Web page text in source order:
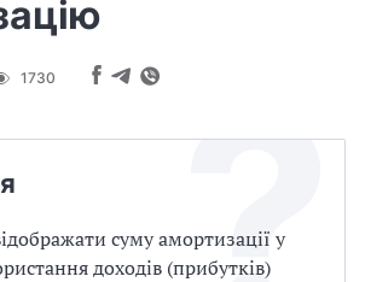
1730
суму амортизації у
доходів (прибутків)